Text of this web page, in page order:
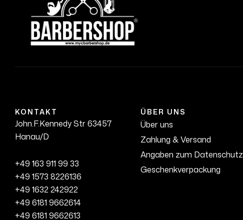
KONTAKT
John.F.Kennedy Str 63457
Hanau/D
+49 163 911 99 33
+49 1573 8226136
+49 1632 242922
+49 6181 9662614
+49 6181 9662613
ÜBER UNS
Über uns
Zahlung & Versand
Angaben zum Datenschutz
Geschenkverpackung